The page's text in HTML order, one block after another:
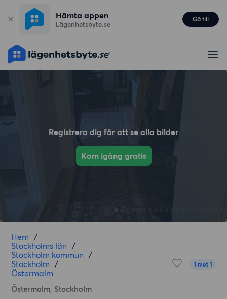
Hämta appen
Lägenhetsbyte.se
Gå till
Registrera dig för att se alla bilder
Kom igång gratis
Hem /
Stockholms län /
Stockholm kommun /
Stockholm /
Östermalm
Östermalm, Stockholm
1 mot 1